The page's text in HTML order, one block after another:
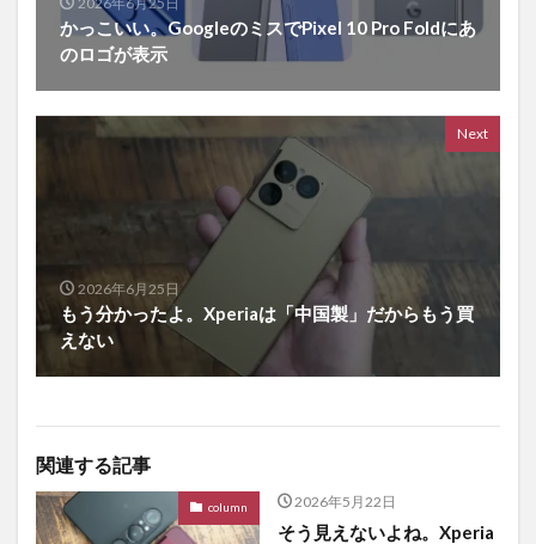
かっこいい。GoogleのミスでPixel 10 Pro Foldにあ
のロゴが表示
Next
2026年6月25日
もう分かったよ。Xperiaは「中国製」だからもう買
えない
関連する記事
column 2026年5月22日
そう見えないよね。Xperia